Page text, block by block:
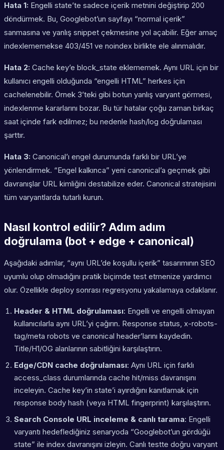
Hata 1: Engelli state’te sadece içerik metnini değiştirip 200
döndürmek. Bu, Googlebot’un sayfayı “normal içerik”
sanmasına ve yanlış snippet çekmesine yol açabilir. Eğer amaç
indexlememekse 403/451 ve noindex birlikte ele alınmalıdır.
Hata 2: Cache key’e block_state eklememek. Aynı URL için bir
kullanıcı engelli olduğunda “engelli HTML” herkes için
cachelenebilir. Örnek 3’teki gibi botun yanlış varyant görmesi,
indexlenme kararlarını bozar. Bu tür hatalar çoğu zaman birkaç
saat içinde fark edilmez; bu nedenle hash/log doğrulaması
şarttır.
Hata 3: Canonical’ı engel durumunda farklı bir URL’ye
yönlendirmek. “Engel kalkınca” yeni canonical’a geçmek gibi
davranışlar URL kimliğini destabilize eder. Canonical stratejisini
tüm varyantlarda tutarlı kurun.
Nasıl kontrol edilir? Adım adım
doğrulama (bot + edge + canonical)
Aşağıdaki adımlar, “aynı URL’de koşullu içerik” tasarımının SEO
uyumlu olup olmadığını pratik biçimde test etmenize yardımcı
olur. Özellikle deploy sonrası regresyonu yakalamaya odaklanır.
Header & HTML doğrulaması: Engelli ve engelli olmayan
kullanıcılarla aynı URL’yi çağırın. Response status, x-robots-
tag/meta robots ve canonical header’larını kaydedin.
Title/H1/OG alanlarının sabitliğini karşılaştırın.
Edge/CDN cache doğrulaması: Aynı URL için farklı
access_class durumlarında cache hit/miss davranışını
inceleyin. Cache key’in state’i ayırdığını kanıtlamak için
response body hash (veya HTML fingerprint) karşılaştırın.
Search Console URL inceleme & canlı tarama: Engelli
varyantı hedeflediğiniz senaryoda “Googlebot’un gördüğü
state” ile index davranışını izleyin. Canlı testte doğru varyant